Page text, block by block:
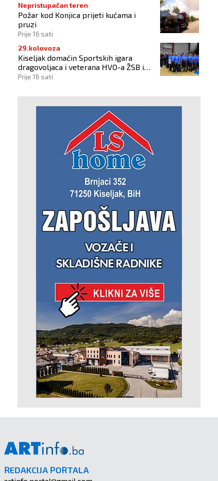
Nepristupačan teren
Požar kod Konjica prijeti kućama i
pruzi
Prije 16 sati
29.kolovoza
Kiseljak domaćin Sportskih igara
dragovoljaca i veterana HVO-a ŽSB i
Dana branitelja
Prije 16 sati
REDAKCIJA PORTALA